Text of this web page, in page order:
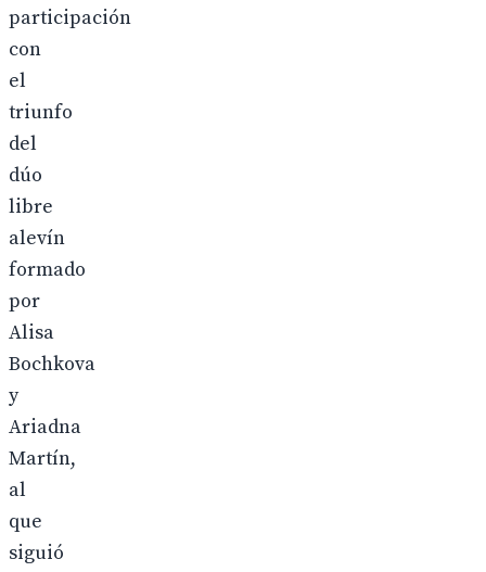
participación
con
el
triunfo
del
dúo
libre
alevín
formado
por
Alisa
Bochkova
y
Ariadna
Martín,
al
que
siguió